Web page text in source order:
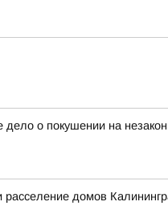
о покушении на
домов